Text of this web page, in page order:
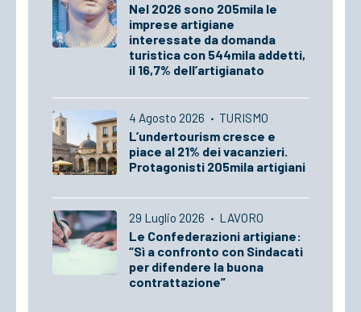
Nel 2026 sono 205mila le
imprese artigiane
interessate da domanda
turistica con 544mila addetti,
il 16,7% dell’artigianato
4 Agosto 2026 · TURISMO
L’undertourism cresce e
piace al 21% dei vacanzieri.
Protagonisti 205mila artigiani
29 Luglio 2026 · LAVORO
Le Confederazioni artigiane:
“Sì a confronto con Sindacati
per difendere la buona
contrattazione”